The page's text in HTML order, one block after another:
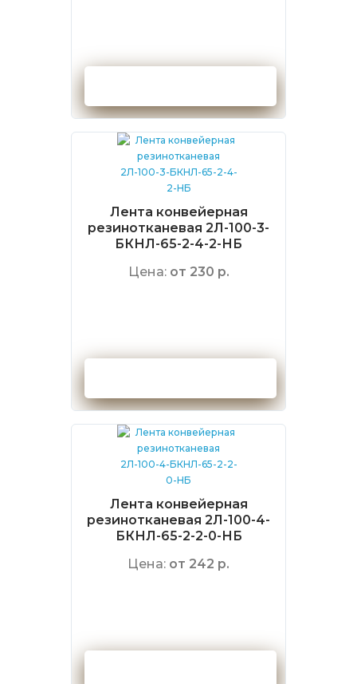
Лента конвейерная
резинотканевая 2Л-100-3-
БКНЛ-65-2-4-2-НБ
Цена: от 230 р.
Лента конвейерная
резинотканевая 2Л-100-4-
БКНЛ-65-2-2-0-НБ
Цена: от 242 р.